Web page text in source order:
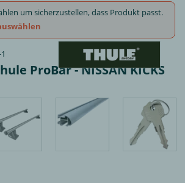
um sicherzustellen, dass Produkt passt.
ProBar - NISSAN KICKS